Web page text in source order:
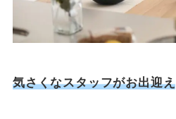
気さくなスタッフがお出迎え